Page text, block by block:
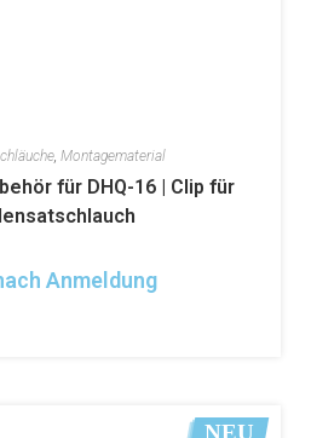
, Montagematerial
für DHQ-16 | Clip für
Anmeldung